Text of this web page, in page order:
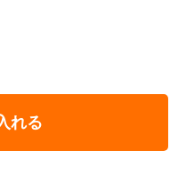
れる